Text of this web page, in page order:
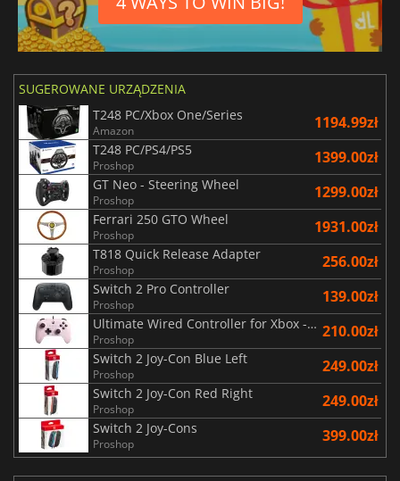
SUGEROWANE URZĄDZENIA
T248 PC/Xbox One/Series
Amazon 1194.99zł
T248 PC/PS4/PS5
Proshop 1399.00zł
GT Neo - Steering Wheel
Proshop 1299.00zł
Ferrari 250 GTO Wheel
Proshop 1931.00zł
T818 Quick Release Adapter
Proshop 256.00zł
Switch 2 Pro Controller
Proshop 139.00zł
Ultimate Wired Controller for Xbox - Pink
Proshop 210.00zł
Switch 2 Joy-Con Blue Left
Proshop 249.00zł
Switch 2 Joy-Con Red Right
Proshop 249.00zł
Switch 2 Joy-Cons
Proshop 399.00zł